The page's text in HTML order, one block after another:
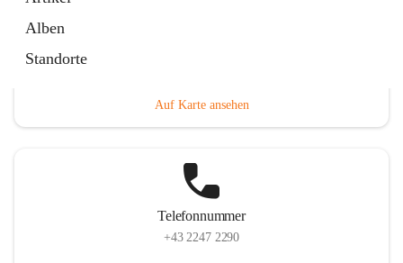
Alben
Standorte
Auf Karte ansehen
Telefonnummer
+43 2247 2290